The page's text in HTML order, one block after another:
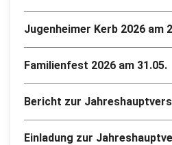
Jugenheimer Kerb 2026 am
Familienfest 2026 am 31.05.
Bericht zur
Einladung zur